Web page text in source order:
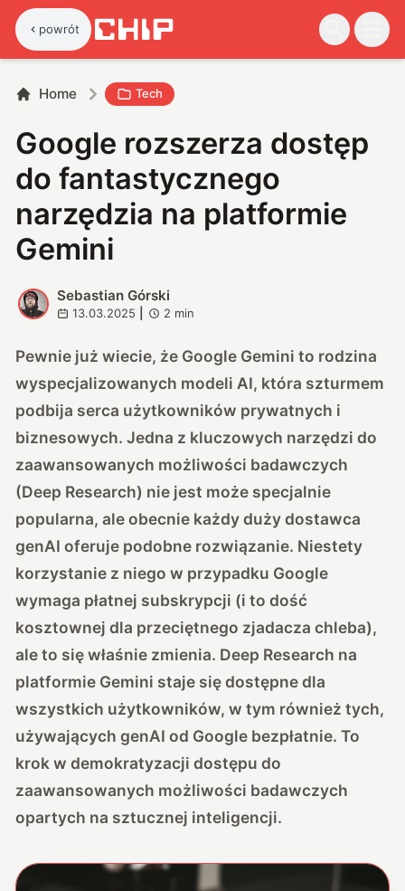
powrót
Home Tech
Google rozszerza dostęp
do fantastycznego
narzędzia na platformie
Gemini
S
Sebastian Górski
13.03.2025 2 min
Pewnie już wiecie, że Google Gemini to rodzina
wyspecjalizowanych modeli AI, która szturmem
podbija serca użytkowników prywatnych i
biznesowych. Jedna z kluczowych narzędzi do
zaawansowanych możliwości badawczych
(Deep Research) nie jest może specjalnie
popularna, ale obecnie każdy duży dostawca
genAI oferuje podobne rozwiązanie. Niestety
korzystanie z niego w przypadku Google
wymaga płatnej subskrypcji (i to dość
kosztownej dla przeciętnego zjadacza chleba),
ale to się właśnie zmienia. Deep Research na
platformie Gemini staje się dostępne dla
wszystkich użytkowników, w tym również tych,
używających genAI od Google bezpłatnie. To
krok w demokratyzacji dostępu do
zaawansowanych możliwości badawczych
opartych na sztucznej inteligencji.